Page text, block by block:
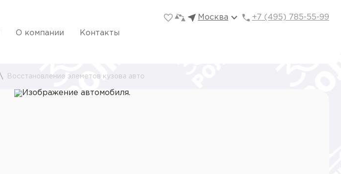
Москва +7 (495) 785-55-99
О компании Контакты
Восстановление элеметов кузова авто